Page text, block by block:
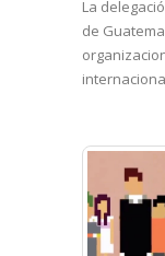
La
de